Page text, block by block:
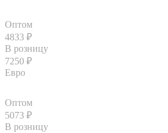
Оптом
4833 ₽
В розницу
7250 ₽
Евро
Оптом
5073 ₽
В розницу